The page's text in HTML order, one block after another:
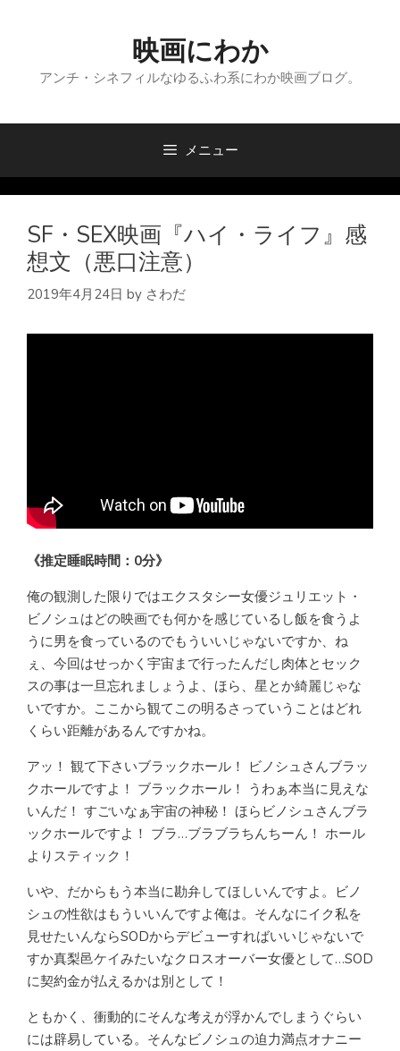
へ
映画にわか
アンチ・シネフィルなゆるふわ系にわか映画ブログ。
メニュー
SF・SEX映画『ハイ・ライフ』感
想文（悪口注意）
2019年4月24日 by さわだ
《推定睡眠時間：0分》
俺の観測した限りではエクスタシー女優ジュリエット・
ビノシュはどの映画でも何かを感じているし飯を食うよ
うに男を食っているのでもういいじゃないですか、ね
ぇ、今回はせっかく宇宙まで行ったんだし肉体とセック
スの事は一旦忘れましょうよ、ほら、星とか綺麗じゃな
いですか。ここから観てこの明るさっていうことはどれ
くらい距離があるんですかね。
アッ！ 観て下さいブラックホール！ ビノシュさんブラッ
クホールですよ！ ブラックホール！ うわぁ本当に見えな
いんだ！ すごいなぁ宇宙の神秘！ ほらビノシュさんブラ
ックホールですよ！ ブラ…ブラブラちんちーん！ ホール
よりスティック！
いや、だからもう本当に勘弁してほしいんですよ。ビノ
シュの性欲はもういいんですよ俺は。そんなにイク私を
見せたいんならSODからデビューすればいいじゃないで
すか真梨邑ケイみたいなクロスオーバー女優として…SOD
に契約金が払えるかは別として！
ともかく、衝動的にそんな考えが浮かんでしまうぐらい
には辟易している。そんなビノシュの迫力満点オナニー